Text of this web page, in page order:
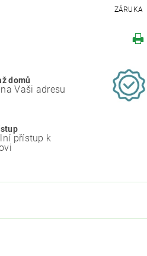
ZÁRUKA
domů
Vaši adresu
přístup k